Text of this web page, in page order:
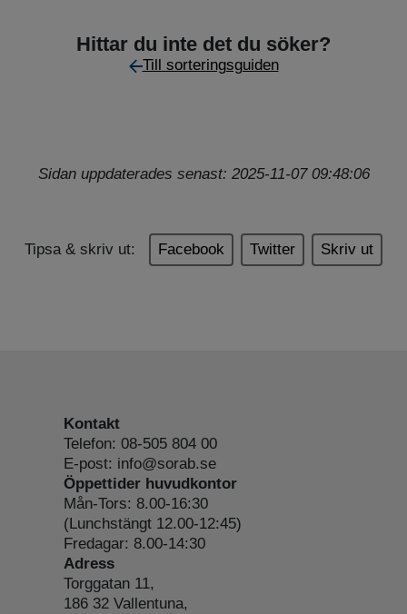
Hittar du inte det du söker?
Till sorteringsguiden
Sidan uppdaterades senast: 2025-11-07 09:48:06
Tipsa & skriv ut: Facebook Twitter Skriv ut
Kontakt
Telefon: 08-505 804 00
E-post: info@sorab.se
Öppettider huvudkontor
Mån-Tors: 8.00-16:30
(Lunchstängt 12.00-12:45)
Fredagar: 8.00-14:30
Adress
Torggatan 11,
186 32 Vallentuna,